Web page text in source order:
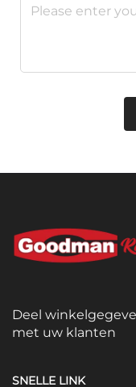
Deel
met uw klanten
SNELLE LINK